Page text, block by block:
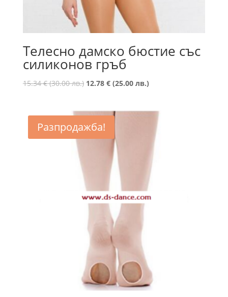
Телесно дамско бюстие със
силиконов гръб
15.34€ (30.00 лв.) Original
15.34 €
(30.00
лв.).
12.78 € (25.00 лв.)Текущата
(25.00
лв.).
Разпродажба!